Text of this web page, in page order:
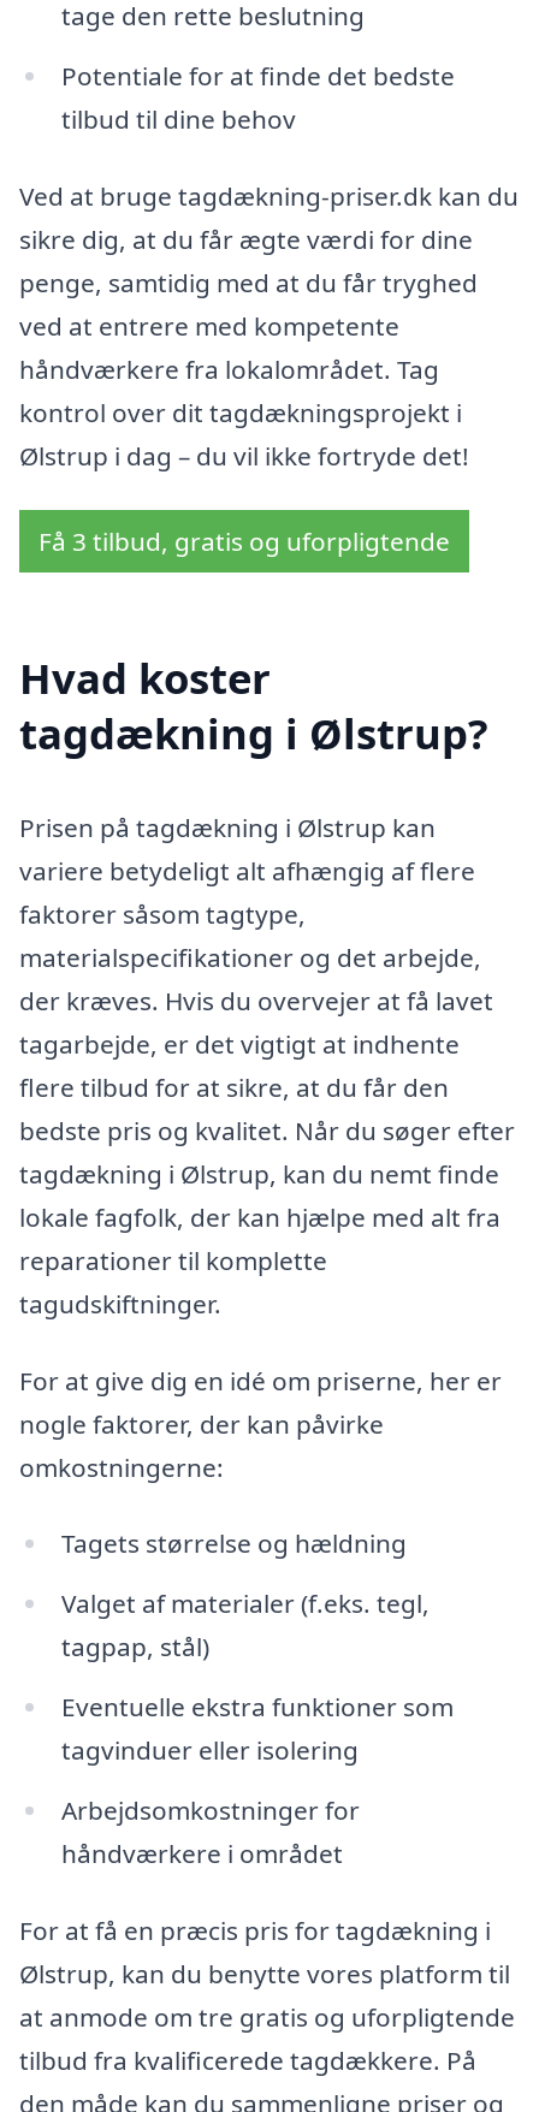
tage den rette beslutning
Potentiale for at finde det bedste
tilbud til dine behov
Ved at bruge tagdækning-priser.dk kan du
sikre dig, at du får ægte værdi for dine
penge, samtidig med at du får tryghed
ved at entrere med kompetente
håndværkere fra lokalområdet. Tag
kontrol over dit tagdækningsprojekt i
Ølstrup i dag – du vil ikke fortryde det!
Få 3 tilbud, gratis og uforpligtende
Hvad koster
tagdækning i Ølstrup?
Prisen på tagdækning i Ølstrup kan
variere betydeligt alt afhængig af flere
faktorer såsom tagtype,
materialspecifikationer og det arbejde,
der kræves. Hvis du overvejer at få lavet
tagarbejde, er det vigtigt at indhente
flere tilbud for at sikre, at du får den
bedste pris og kvalitet. Når du søger efter
tagdækning i Ølstrup, kan du nemt finde
lokale fagfolk, der kan hjælpe med alt fra
reparationer til komplette
tagudskiftninger.
For at give dig en idé om priserne, her er
nogle faktorer, der kan påvirke
omkostningerne:
Tagets størrelse og hældning
Valget af materialer (f.eks. tegl,
tagpap, stål)
Eventuelle ekstra funktioner som
tagvinduer eller isolering
Arbejdsomkostninger for
håndværkere i området
For at få en præcis pris for tagdækning i
Ølstrup, kan du benytte vores platform til
at anmode om tre gratis og uforpligtende
tilbud fra kvalificerede tagdækkere. På
den måde kan du sammenligne priser og